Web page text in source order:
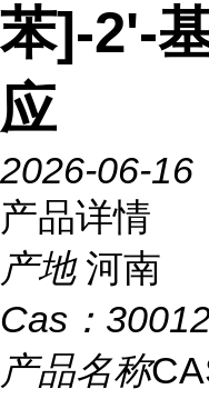
苯]-2'-
应
2026-06-16
产品详情
产地 河南
Cas：
产品名称